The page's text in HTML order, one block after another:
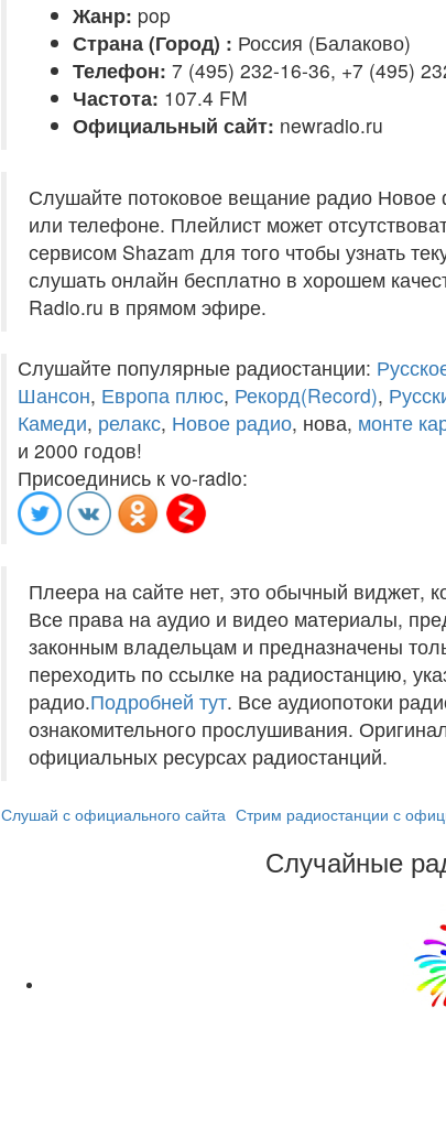
Жанр: pop
Страна (Город) : Россия (Балаково)
Телефон: 7 (495) 232-16-36, +7 (495)
Частота: 107.4 FM
Официальный сайт: newradio.ru
Слушайте потоковое вещание радио
или телефоне. Плейлист может
сервисом Shazam для того чтобы узнать
слушать онлайн бесплатно в хорошем
Radio.ru в прямом эфире.
Слушайте популярные радиостанции:
Шансон, Европа плюс, Рекорд(Record),
Камеди, релакс, Новое радио, нова, монте
и 2000 годов!
Присоединись к vo-radio:
Плеера на сайте нет, это обычный виджет,
Все права на аудио и видео материалы,
законным владельцам и предназначены
переходить по ссылке на радиостанцию,
радио.Подробней тут. Все аудиопотоки
ознакомительного прослушивания.
официальных ресурсах радиостанций.
Слушай с официального сайта Стрим радиостанции с
Случайные